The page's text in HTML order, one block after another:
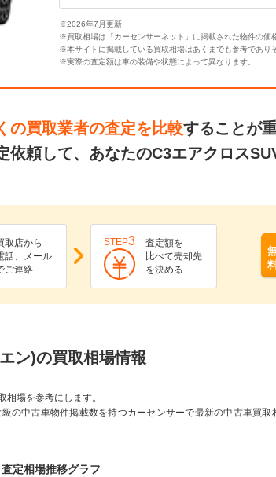
※2026年7月更新
※買取相場は「カーセンサーネット」に掲載された物件の価
※本サイトに掲載している買取相場はあくまでも参考であり
※実際の査定額は車の装備や状態によって異なります。
の買取業者の査定を比較することが
依頼して、あなたのC3エアクロス
取店から
話、メール
ご連絡
STEP3
査定額を
比べて売却先
を決める
ン)の買取相場情報
場を参考にします。
の中古車物件掲載数を持つカーセンサーで最新の中古車買
定相場推移グラフ